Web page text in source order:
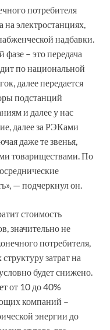
потребителя
на электростанциях,
надбавки.
– это передача
по национальной
далее передается
подстанций
и далее у нас
далее за РЭКами
даже те звенья,
товариществами. По
— подчеркнул он.
стоимость
значительно не
потребителя,
затрат на
будет снижено.
от 10 до 40%
компаний –
энергии до